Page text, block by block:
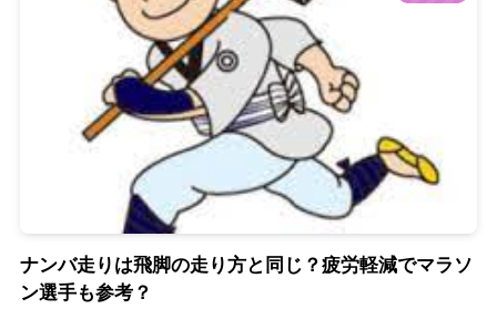
ナンバ走りは飛脚の走り方と同じ？疲労軽減でマラソ
ン選手も参考？